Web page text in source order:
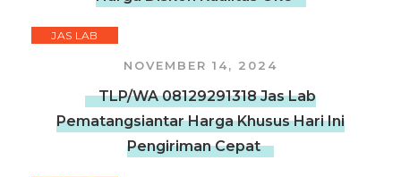
JAS LAB
NOVEMBER 14, 2024
TLP/WA 08129291318 Jas Lab
Pematangsiantar Harga Khusus Hari Ini
Pengiriman Cepat